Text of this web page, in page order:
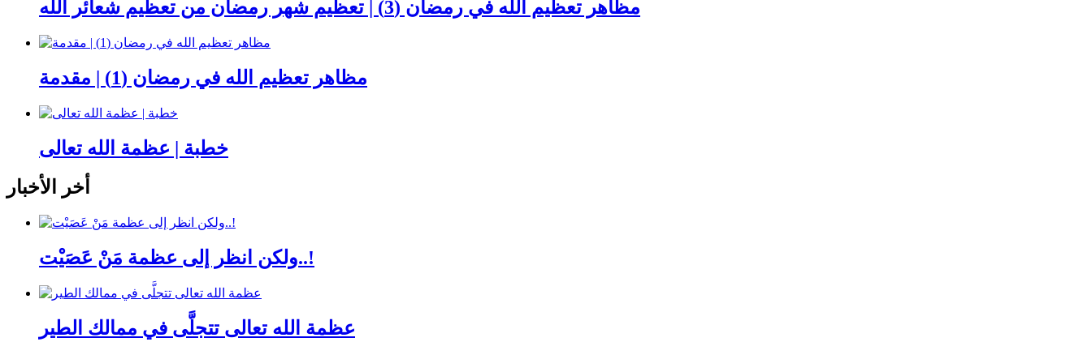
مظاهر تعظيم الله في رمضان (3) | تعظيم شهر رمضان من تعظيم شعائر الله
مظاهر تعظيم الله في رمضان (1) | مقدمة
خطبة | عظمة الله تعالى
أخر الأخبار
ولكن انظر إلى عظمة مَنْ عَصَيْت..!
عظمة الله تعالى تتجلَّى في ممالك الطير